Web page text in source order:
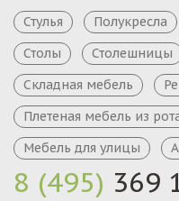
8 (495) 369
Стулья Полукресла
Столы
Столешницы
Складная мебель
Плетеная мебель из
Мебель для улицы